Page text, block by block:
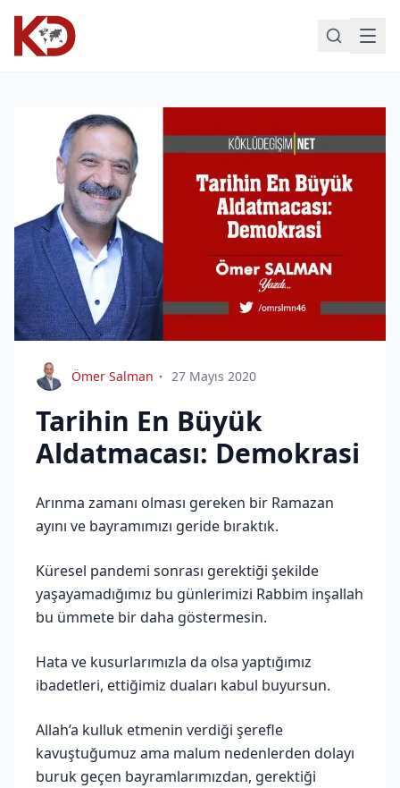
Ömer Salman 27 Mayıs 2020
Tarihin En Büyük
Aldatmacası: Demokrasi
Arınma zamanı olması gereken bir Ramazan
ayını ve bayramımızı geride bıraktık.
Küresel pandemi sonrası gerektiği şekilde
yaşayamadığımız bu günlerimizi Rabbim inşallah
bu ümmete bir daha göstermesin.
Hata ve kusurlarımızla da olsa yaptığımız
ibadetleri, ettiğimiz duaları kabul buyursun.
Allah’a kulluk etmenin verdiği şerefle
kavuştuğumuz ama malum nedenlerden dolayı
buruk geçen bayramlarımızdan, gerektiği